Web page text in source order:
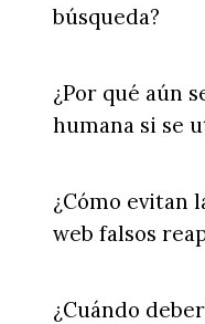
búsqueda?
¿Por qué aún
humana si se
¿Cómo evitan
web falsos
¿Cuándo